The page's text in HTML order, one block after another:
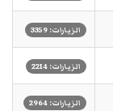
الزيارات: 3359
الزيارات: 2214
الزيارات: 2964